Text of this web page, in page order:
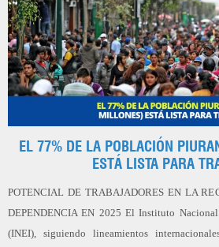
EL 77% DE LA POBLACIÓN
ESTÁ LISTA PARA
POTENCIAL DE TRABAJADORES EN LA
DEPENDENCIA EN 2025 El Instituto
(INEI), siguiendo lineamientos